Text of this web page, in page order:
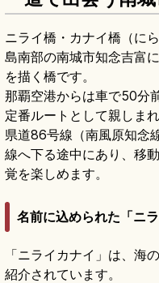
ニライ橋・カナイ橋（に
島南部の南城市知念吉富
を描く橋です。
那覇空港からは車で50分
定番ルートとして親しまれ
県道86号線（南風原知念
線へ下る途中にあり、移
覚を楽しめます。
名前に込められた「ニ
「ニライカナイ」は、海
紹介されています。